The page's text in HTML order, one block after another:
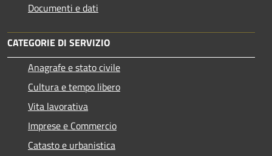
Documenti e dati
CATEGORIE DI SERVIZIO
Anagrafe e stato civile
Cultura e tempo libero
Vita lavorativa
Imprese e Commercio
Catasto e urbanistica